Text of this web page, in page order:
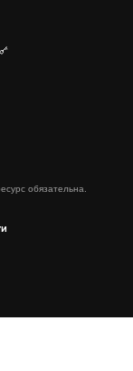
обязательна.